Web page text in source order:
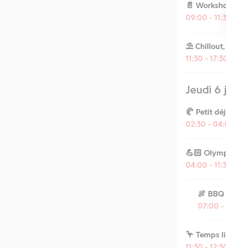
📄
09:00 -
⛱️ Chillout,
11:30 -
Jeudi 6
🥐 Petit
02:30 -
💪🏻
04:00 -
🍖 BBQ
07:00
🦩 Temps